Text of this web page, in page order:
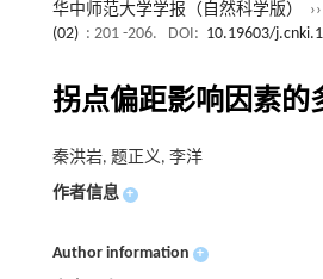
华中师范大学学报（自然科学版） ››
(02) : 201 -206. DOI: 10.19603/
拐点偏距影响因素的
秦洪岩, 题正义, 李洋
作者信息 +
Author information +